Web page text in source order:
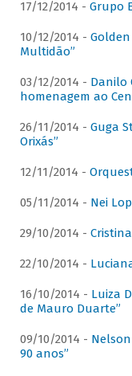
17/12/2014 - Grupo
10/12/2014 -
Multidão”
03/12/2014 - Danilo
homenagem ao
26/11/2014 - Guga
Orixás”
12/11/2014 -
05/11/2014 - Nei
29/10/2014 -
22/10/2014 -
16/10/2014 - Luiza
de Mauro Duarte”
09/10/2014 -
90 anos”